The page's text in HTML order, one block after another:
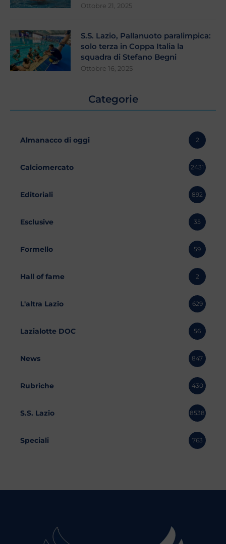
Ottobre 21, 2025
S.S. Lazio, Pallanuoto paralimpica:
solo terza in Coppa Italia la
squadra di Stefano Begni
Ottobre 16, 2025
Categorie
Almanacco di oggi 2
Calciomercato 2431
Editoriali 892
Esclusive 35
Formello 59
Hall of fame 2
L'altra Lazio 629
Lazialotte DOC 56
News 847
Rubriche 430
S.S. Lazio 8538
Speciali 763